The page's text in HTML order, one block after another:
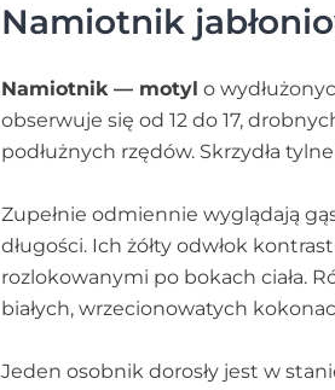
Namiotnik
Namiotnik — motyl o
obserwuje się od 12 do 17,
podłużnych rzędów. Skrzydła
Zupełnie odmiennie wyglądają
długości. Ich żółty odwłok
rozlokowanymi po bokach ciała.
białych, wrzecionowatych
Jeden osobnik dorosły jest w